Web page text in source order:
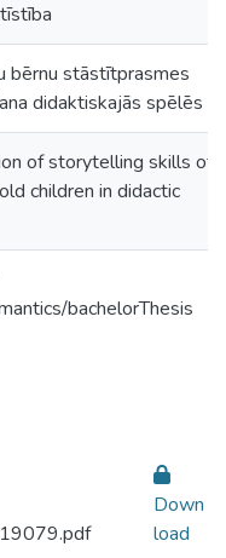
bērnu stāstītprasmes
didaktiskajās spēlēs
of storytelling skills of
children in didactic
bachelorThesis
Down
load